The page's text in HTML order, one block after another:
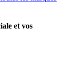
et vos